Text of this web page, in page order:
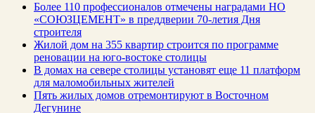
Более 110 профессионалов отмечены наградами НО
«СОЮЗЦЕМЕНТ» в преддверии 70-летия Дня
строителя
Жилой дом на 355 квартир строится по программе
реновации на юго-востоке столицы
В домах на севере столицы установят еще 11 платформ
для маломобильных жителей
Пять жилых домов отремонтируют в Восточном
Дегунине